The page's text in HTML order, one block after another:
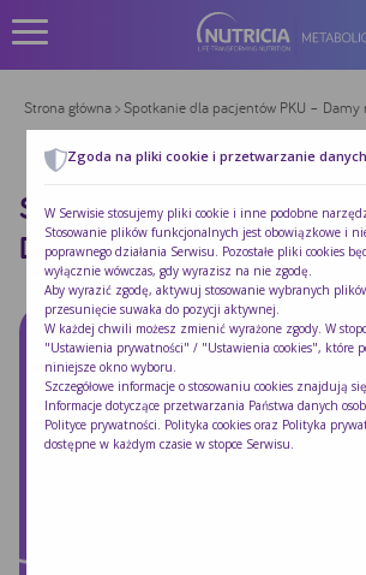
Strona główna> Spotkanie dla pacjentów PKU – Damy
SPOTKANIE DLA
DAMY RADĘ!
Zgoda na pliki cookie i przetwarzanie danych
W Serwisie stosujemy pliki cookie i inne podobne
Stosowanie plików funkcjonalnych jest obowiązkowe i
poprawnego działania Serwisu. Pozostałe pliki cookies
wyłącznie wówczas, gdy wyrazisz na nie zgodę.
Aby wyrazić zgodę, aktywuj stosowanie wybranych
przesunięcie suwaka do pozycji aktywnej.
W każdej chwili możesz zmienić wyrażone zgody. W
"Ustawienia prywatności" / "Ustawienia cookies", które
niniejsze okno wyboru.
Szczegółowe informacje o stosowaniu cookies znajdują
Informacje dotyczące przetwarzania Państwa danych
Polityce prywatności . Polityka cookies oraz Polityka
dostępne w każdym czasie w stopce Serwisu.